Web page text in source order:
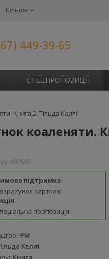
Більше
449-39-65
СПЕЦПРОПОЗИЦІЇ
Книга 2. Тільда Келлі
коаленяти.
497693
підтримка
карткою
пропозиція
РМ
Келлі
Книга